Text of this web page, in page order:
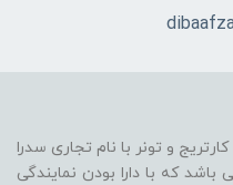
و تونر با نام تجاری سدرا
که با دارا بودن نمایندگی